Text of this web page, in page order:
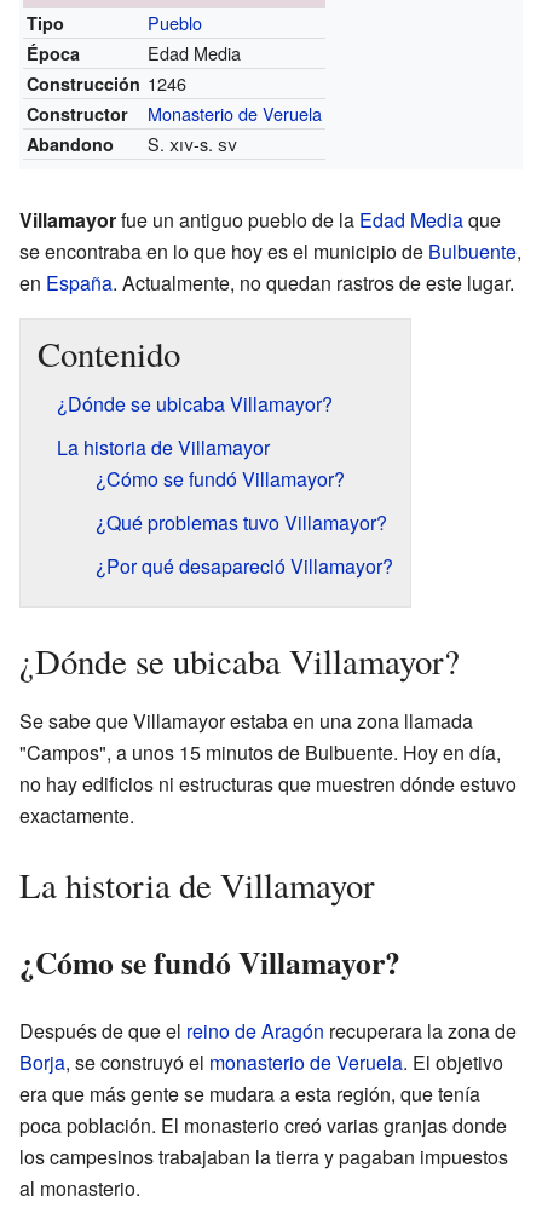
Tipo
Pueblo
Época Edad Media
Construcción 1246
Constructor Monasterio de Veruela
Abandono S.xiv-s.sv
Villamayorfue un antiguo pueblo de la Edad Mediaque
se encontraba en lo que hoy es el municipio de Bulbuente,
en España. Actualmente, no quedan rastros de este lugar.
Contenido
¿Dónde se ubicaba Villamayor?
La historia de Villamayor
¿Cómo se fundó Villamayor?
¿Qué problemas tuvo Villamayor?
¿Por qué desapareció Villamayor?
¿Dónde se ubicaba Villamayor?
Se sabe que Villamayor estaba en una zona llamada
"Campos", a unos 15 minutos de Bulbuente. Hoy en día,
no hay edificios ni estructuras que muestren dónde estuvo
exactamente.
La historia de Villamayor
¿Cómo se fundó Villamayor?
Después de que el reino de Aragón recuperara la zona de
Borja, se construyó el monasterio de Veruela. El objetivo
era que más gente se mudara a esta región, que tenía
poca población. El monasterio creó varias granjas donde
los campesinos trabajaban la tierra y pagaban impuestos
al monasterio.